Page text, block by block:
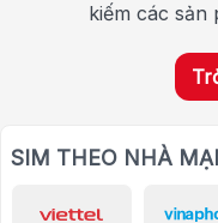
kiếm các sản
SIM THEO NHÀ